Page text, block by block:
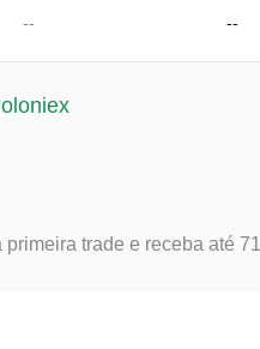
-- --
trade e receba até